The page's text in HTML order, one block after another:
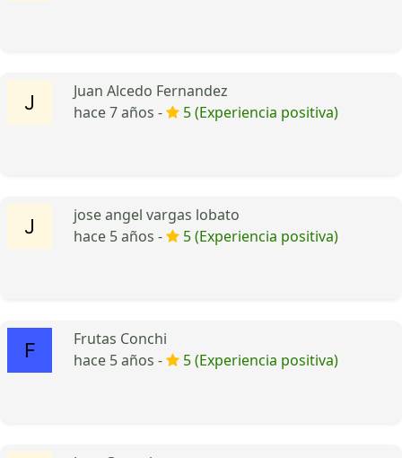
Juan Alcedo Fernandez
hace 7 años -
5 (Experiencia positiva)
jose angel vargas lobato
hace 5 años -
5 (Experiencia positiva)
Frutas Conchi
hace 5 años -
5 (Experiencia positiva)